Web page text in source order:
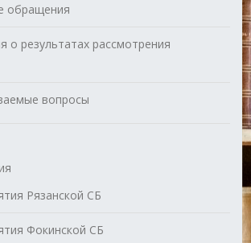
обращения
о результатах рассмотрения
вопросы
Рязанской СБ
Фокинской СБ